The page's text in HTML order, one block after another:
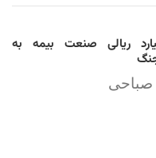
میلیارد ریالی صنعت بیمه به
صباحی